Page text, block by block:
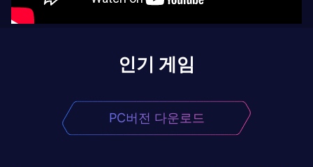
인기 게임
PC버전 다운로드